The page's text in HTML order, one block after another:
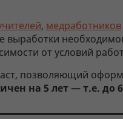
, медработников
выработки
от условий
позволяющий
на 5 лет — т.е. до